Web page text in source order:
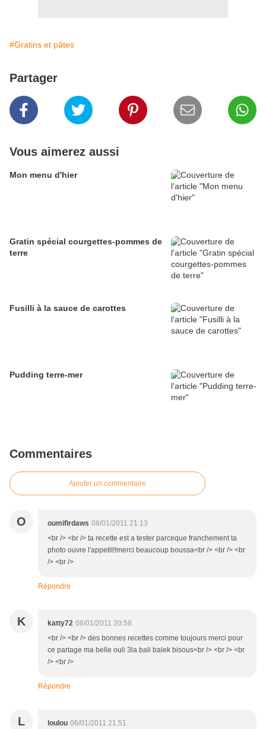
#Gratins et pâtes
Partager
Vous aimerez aussi
Mon menu d'hier
Gratin spécial courgettes-pommes de
terre
Fusilli à la sauce de carottes
Pudding terre-mer
Commentaires
Ajouter un commentaire
O oumifirdaws 08/01/2011 21:13
<br /> <br /> ta recette est a tester parceque franchement ta
photo ouvre l'appetit!!merci beaucoup boussa<br /> <br /> <br
/> <br />
Répondre
K katty72 08/01/2011 20:58
<br /> <br /> des bonnes recettes comme toujours merci pour
ce partage ma belle ouli 3la bali balek bisous<br /> <br /> <br
/> <br />
Répondre
L loulou 06/01/2011 21:51